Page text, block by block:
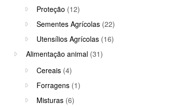
Proteção (12)
Sementes Agrícolas (22)
Utensílios Agrícolas (16)
Alimentação animal (31)
Cereais (4)
Forragens (1)
Misturas (6)